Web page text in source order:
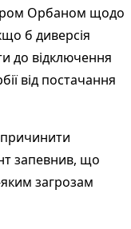
Орбаном щодо
б диверсія
до відключення
від постачання
запевнив, що
загрозам